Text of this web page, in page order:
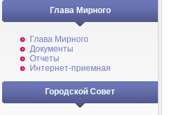
Глава Мирного
Глава Мирного
Документы
Отчеты
Интернет-приемная
Городской Совет